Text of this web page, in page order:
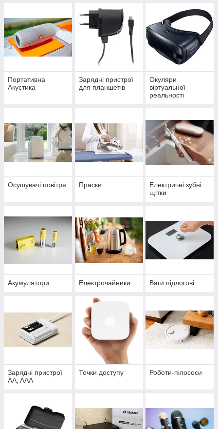
Портативна
Акустика
Зарядні пристрої
для планшетів
Окуляри
віртуальної
реальності
Осушувачі повітря Праски
Електричні зубні
щітки
Акумулятори Електрочайники Ваги підлогові
Зарядні пристрої
AA, AAA
Точки доступу Роботи-пілососи